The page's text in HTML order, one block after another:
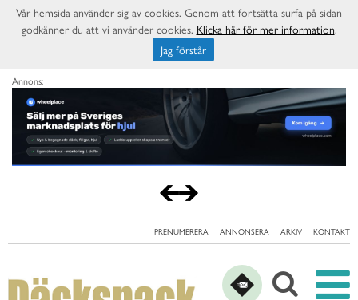
Annons:
PRENUMERERA ANNONSERA ARKIV KONTAKT
Vår hemsida använder sig av cookies. Genom att fortsätta surfa på sidan
godkänner du att vi använder cookies. Klicka här för mer information.
Jag förstår